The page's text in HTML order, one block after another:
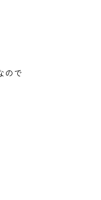
ので